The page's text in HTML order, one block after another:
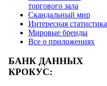
торгового зала
Скандальный мир
Интересная статистика
Мировые бренды
Все о приложениях
БАНК ДАННЫХ
КРОКУС: